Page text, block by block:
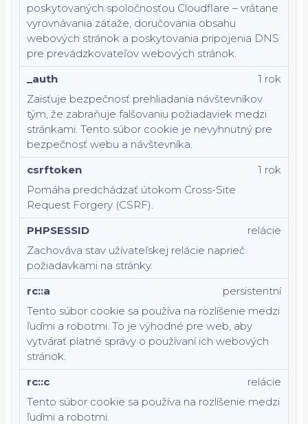
poskytovaných spoločnosťou Cloudflare – vrátane
vyrovnávania záťaže, doručovania obsahu
webových stránok a poskytovania pripojenia DNS
pre prevádzkovateľov webových stránok.
_auth
Zaisťuje bezpečnosť prehliadania návštevníkov
tým, že zabraňuje falšovaniu požiadaviek medzi
stránkami. Tento súbor cookie je nevyhnutný pre
bezpečnosť webu a návštevníka.
1 rok
csrftoken
Pomáha predchádzať útokom Cross-Site
Request Forgery (CSRF).
1 rok
PHPSESSID
Zachováva stav užívateľskej relácie naprieč
požiadavkami na stránky.
relácie
rc::a
Tento súbor cookie sa používa na rozlíšenie medzi
ľuďmi a robotmi. To je výhodné pre web, aby
vytvárať platné správy o používaní ich webových
stránok.
persistentní
rc::c
Tento súbor cookie sa používa na rozlíšenie medzi
ľuďmi a robotmi.
relácie